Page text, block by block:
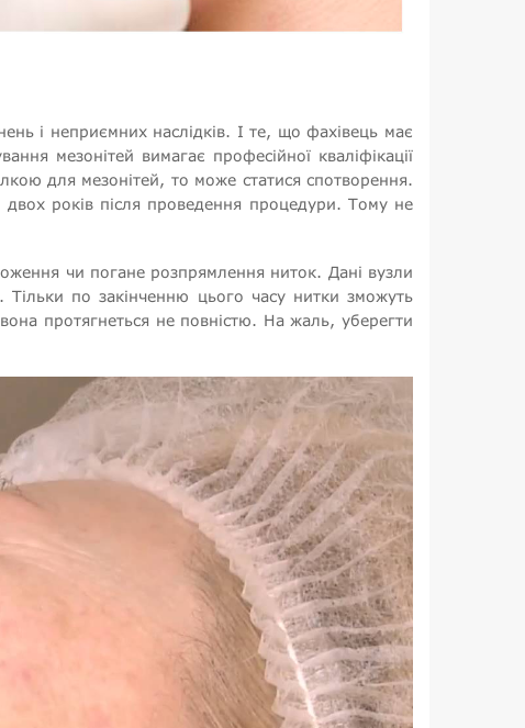
і неприємних наслідків. І те, що фахівець має
мезонітей вимагає професійної кваліфікації
для мезонітей, то може статися спотворення.
років після проведення процедури. Тому не
чи погане розпрямлення ниток. Дані вузли
Тільки по закінченню цього часу нитки зможуть
протягнеться не повністю. На жаль, уберегти